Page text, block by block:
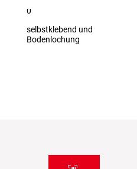
0
selbstklebend und
Bodenlochung